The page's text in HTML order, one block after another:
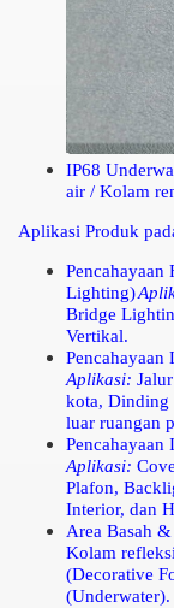
IP68
air / Kolam
Aplikasi Produk
Lighting)
Bridge
Vertikal.
Aplikasi:
kota, Dinding
luar ruangan
Aplikasi:
Plafon,
Interior, dan
Area Basah
Kolam
(Decorative
(Underwater).